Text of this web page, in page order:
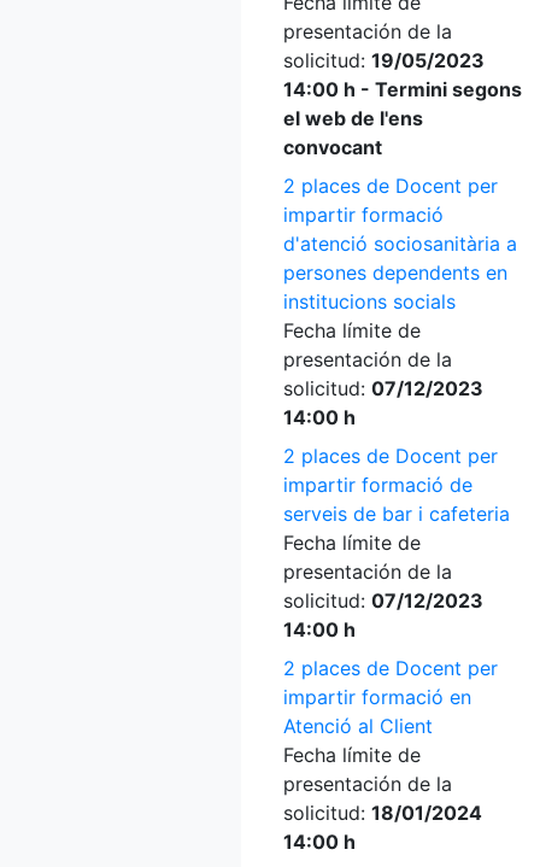
presentación de la
solicitud: 19/05/2023
14:00 h - Termini segons
el web de l'ens
convocant
2 places de Docent per
impartir formació
d'atenció sociosanitària a
persones dependents en
institucions socials
Fecha límite de
presentación de la
solicitud: 07/12/2023
14:00 h
2 places de Docent per
impartir formació de
serveis de bar i cafeteria
Fecha límite de
presentación de la
solicitud: 07/12/2023
14:00 h
2 places de Docent per
impartir formació en
Atenció al Client
Fecha límite de
presentación de la
solicitud: 18/01/2024
14:00 h